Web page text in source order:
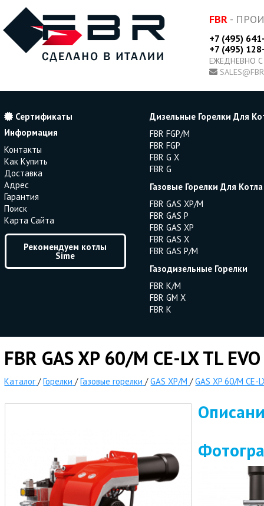
FBR -
+7 (495)
+7 (495)
ЕЖЕДНЕВНО
Сертификаты
Информация
Контакты
Как Купить
Доставка
Адрес
Гарантия
Поиск
Карта Сайта
Рекомендуем котлы
Sime
Дизельные Горелки Для
FBR FGP/M
FBR FGP
FBR G X
FBR G
Газовые Горелки Для Котла
FBR GAS XP/M
FBR GAS P
FBR GAS XP
FBR GAS X
FBR GAS P/M
Газодизельные Горелки
FBR K/M
FBR GM X
FBR K
FBR GAS XP 60/M CE-LX TL
Каталог /Горелки /Газовые горелки /GAS XP/M /GAS XP 60/M CE-